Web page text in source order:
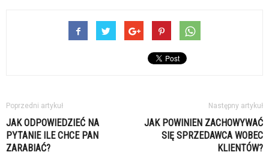
Poprzedni artykuł
JAK ODPOWIEDZIEĆ NA
PYTANIE ILE CHCE PAN
ZARABIAĆ?
Następny artykuł
JAK POWINIEN ZACHOWYWAĆ
SIĘ SPRZEDAWCA WOBEC
KLIENTÓW?